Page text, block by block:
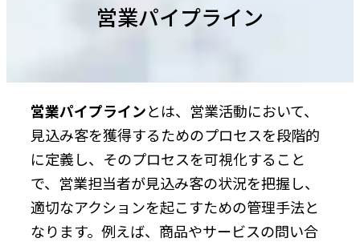
営業パイプライン
営業パイプラインとは、営業活動において、
見込み客を獲得するためのプロセスを段階的
に定義し、そのプロセスを可視化すること
で、営業担当者が見込み客の状況を把握し、
適切なアクションを起こすための管理手法と
なります。例えば、商品やサービスの問い合